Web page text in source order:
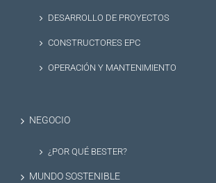
DESARROLLO DE PROYECTOS
CONSTRUCTORES EPC
OPERACIÓN Y MANTENIMIENTO
NEGOCIO
¿POR QUÉ BESTER?
MUNDO SOSTENIBLE